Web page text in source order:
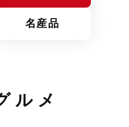
名産品
ルメ